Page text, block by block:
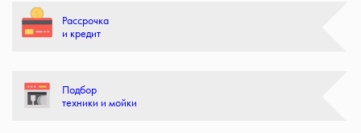
Рассрочка
и кредит
Подбор
техники и мойки